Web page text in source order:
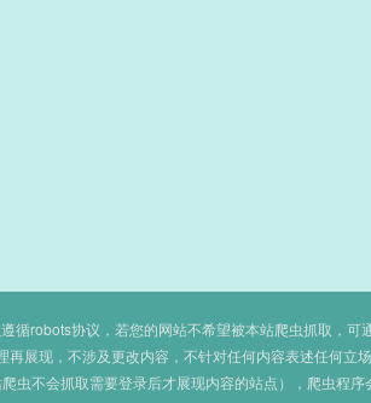
robots协议，若您的网站不希望被本站爬虫抓取，可
展现，不涉及更改内容，不针对任何内容表述任何立场
不会抓取需要登录后才展现内容的站点），爬虫程序